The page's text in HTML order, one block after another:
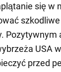
się w
USA
przed